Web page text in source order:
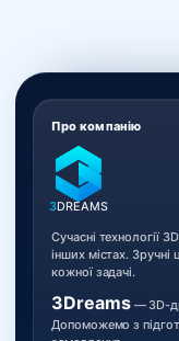
Про компанію
3DREAMS
Сучасні технології
інших містах. Зручні
кожної задачі.
3Dreams— 3D-
Допоможемо з